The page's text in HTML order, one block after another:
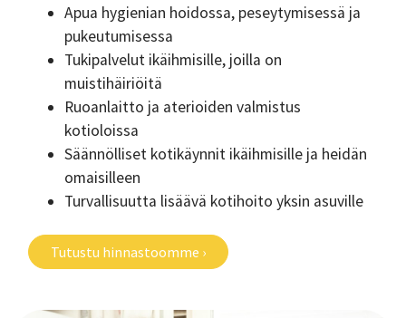
Apua hygienian hoidossa, peseytymisessä ja
pukeutumisessa
Tukipalvelut ikäihmisille, joilla on
muistihäiriöitä
Ruoanlaitto ja aterioiden valmistus
kotioloissa
Säännölliset kotikäynnit ikäihmisille ja heidän
omaisilleen
Turvallisuutta lisäävä kotihoito yksin asuville
Tutustu hinnastoomme ›